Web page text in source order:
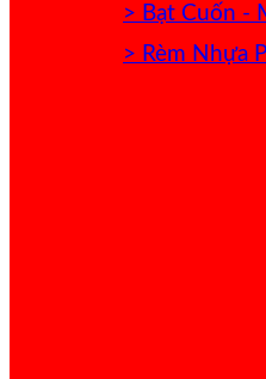
> Bạt Cuốn -
> Rèm Nhựa